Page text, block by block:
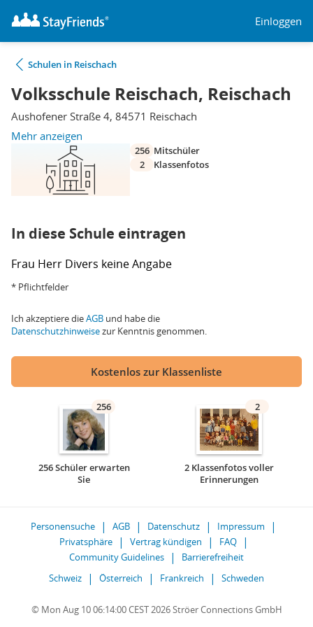
Einloggen
Schulen in Reischach
Volksschule Reischach, Reischach
Aushofener Straße 4, 84571 Reischach
Mehr anzeigen
256 Mitschüler
2
Klassenfotos
In diese Schule eintragen
Frau Herr Divers keine Angabe
* Pflichtfelder
Ich akzeptiere dieAGB und habe die
Datenschutzhinweisezur Kenntnis genommen.
Kostenlos zur Klassenliste
256
256 Schüler erwarten
Sie
2
2 Klassenfotos voller
Erinnerungen
Personensuche AGB Datenschutz
Impressum
Privatsphäre
Vertrag kündigen
FAQ
Community Guidelines
Barrierefreiheit
Schweiz
Österreich Frankreich Schweden
© Mon Aug 10 06:14:00 CEST 2026 Ströer Connections GmbH